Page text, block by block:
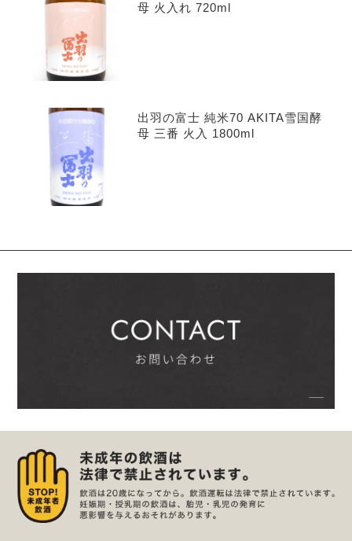
母 火入れ 720ml
出羽の富士 純米70 AKITA雪国酵
母 三番 火入 1800ml